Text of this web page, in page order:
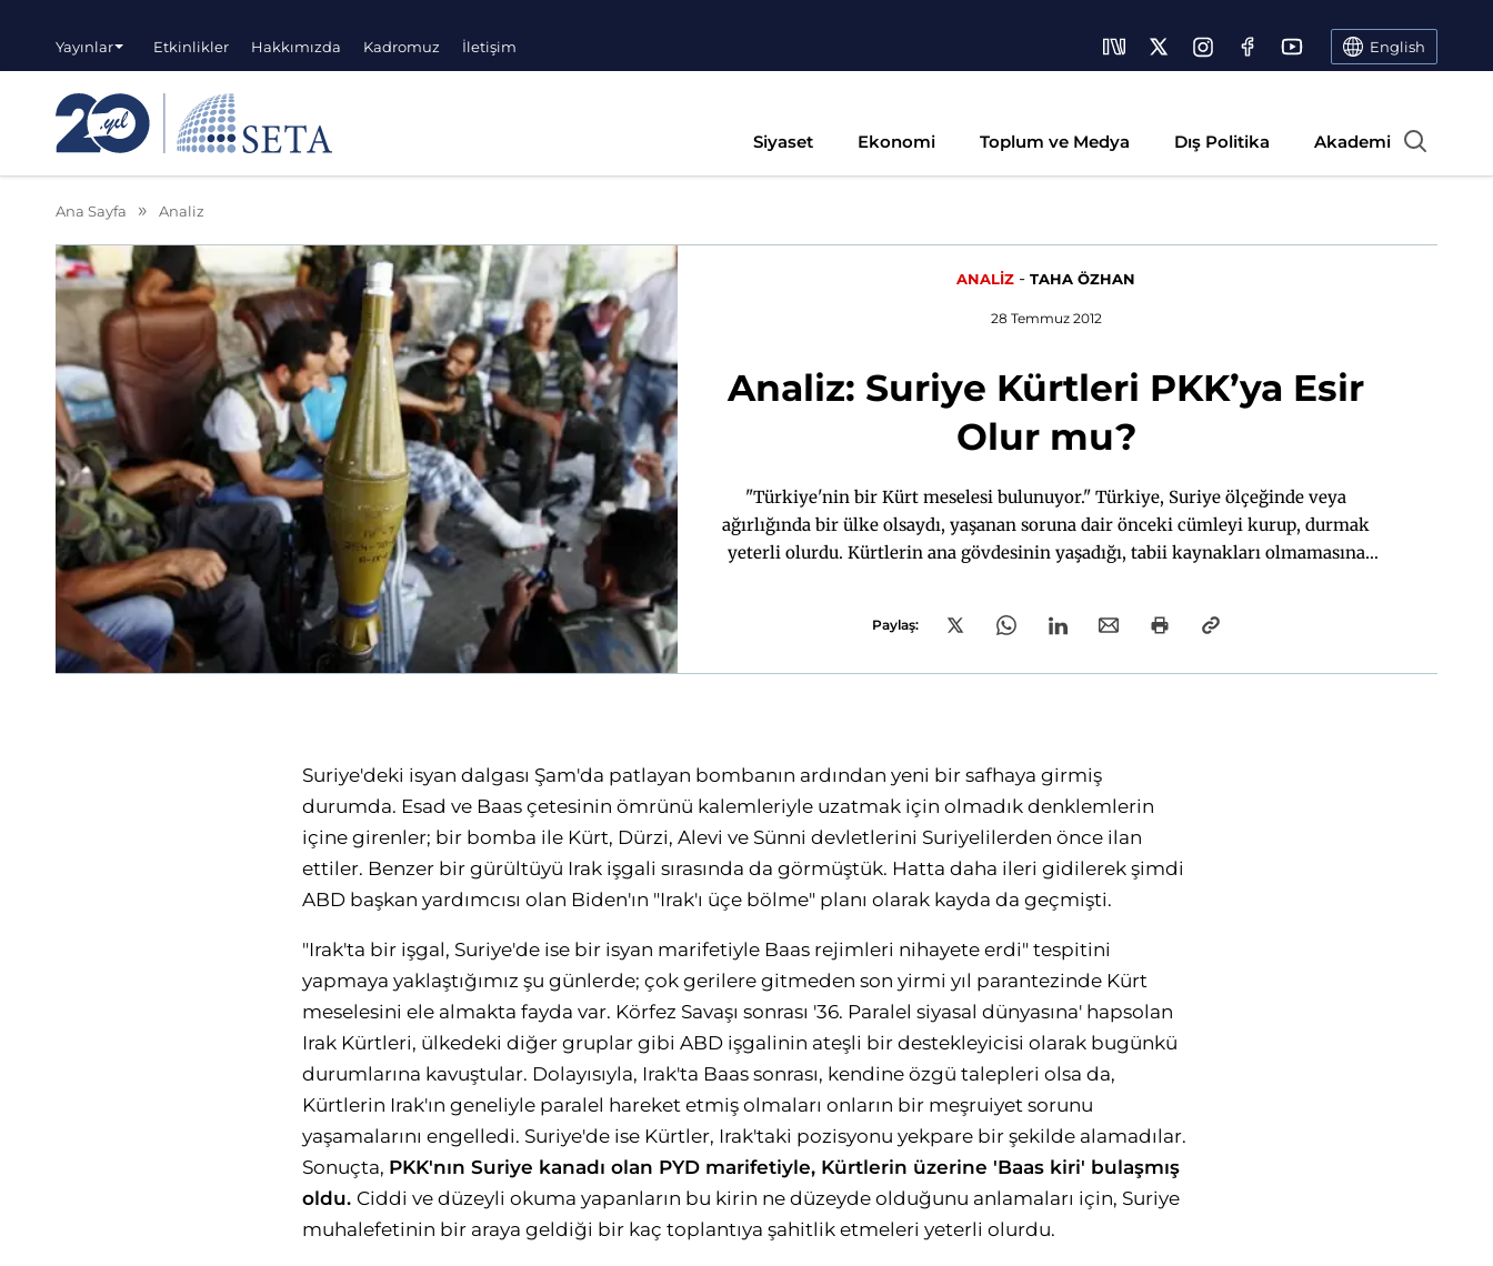
Yayınlar Etkinlikler Hakkımızda Kadromuz İletişim English
Siyaset Ekonomi Toplum ve Medya Dış Politika Akademi
Ana Sayfa Analiz
ANALİZ -TAHA ÖZHAN
28 Temmuz 2012
Analiz: Suriye Kürtleri PKK’ya Esir
Olur mu?
"Türkiye'nin bir Kürt meselesi bulunuyor." Türkiye, Suriye ölçeğinde veya
ağırlığında bir ülke olsaydı, yaşanan soruna dair önceki cümleyi kurup, durmak
yeterli olurdu. Kürtlerin ana gövdesinin yaşadığı, tabii kaynakları olmamasına
haliyle, Türkiye'nin, "Kürt meselesini ya da PKK'yı" sadece kendi lokal sorunu olarak
bu yaklaşım kaçınılmazdır. Hali hazırda, Baas rejimine Kürtler adına tarihlerinde ilk
kez haklarının iade edilmesi talebi doğrultusunda baskı yapmış Türkiye'nin daha
farklı bir seçeneğe yönelmesi düşünülemez bir durumdur.
Paylaş:
Suriye'deki isyan dalgası Şam'da patlayan bombanın ardından yeni bir safhaya girmiş
durumda. Esad ve Baas çetesinin ömrünü kalemleriyle uzatmak için olmadık denklemlerin
içine girenler; bir bomba ile Kürt, Dürzi, Alevi ve Sünni devletlerini Suriyelilerden önce ilan
ettiler. Benzer bir gürültüyü Irak işgali sırasında da görmüştük. Hatta daha ileri gidilerek şimdi
ABD başkan yardımcısı olan Biden'ın "Irak'ı üçe bölme" planı olarak kayda da geçmişti.
"Irak'ta bir işgal, Suriye'de ise bir isyan marifetiyle Baas rejimleri nihayete erdi" tespitini
yapmaya yaklaştığımız şu günlerde; çok gerilere gitmeden son yirmi yıl parantezinde Kürt
meselesini ele almakta fayda var. Körfez Savaşı sonrası '36. Paralel siyasal dünyasına' hapsolan
Irak Kürtleri, ülkedeki diğer gruplar gibi ABD işgalinin ateşli bir destekleyicisi olarak bugünkü
durumlarına kavuştular. Dolayısıyla, Irak'ta Baas sonrası, kendine özgü talepleri olsa da,
Kürtlerin Irak'ın geneliyle paralel hareket etmiş olmaları onların bir meşruiyet sorunu
yaşamalarını engelledi. Suriye'de ise Kürtler, Irak'taki pozisyonu yekpare bir şekilde alamadılar.
Sonuçta, PKK'nın Suriye kanadı olan PYD marifetiyle, Kürtlerin üzerine 'Baas kiri' bulaşmış
oldu. Ciddi ve düzeyli okuma yapanların bu kirin ne düzeyde olduğunu anlamaları için, Suriye
muhalefetinin bir araya geldiği bir kaç toplantıya şahitlik etmeleri yeterli olurdu.